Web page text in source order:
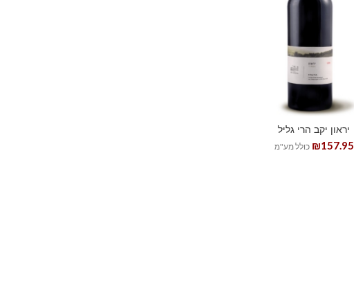
יראון יקב הרי גליל
₪157.95 כולל מע"מ